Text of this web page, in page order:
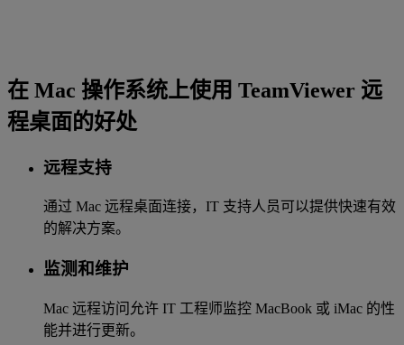
在 Mac 操作系统上使用 TeamViewer 远
程桌面的好处
远程支持
通过 Mac 远程桌面连接，IT 支持人员可以提供快速有效
的解决方案。
监测和维护
Mac 远程访问允许 IT 工程师监控 MacBook 或 iMac 的性
能并进行更新。